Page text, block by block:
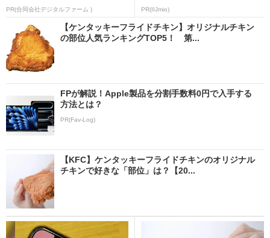
PR(合同会社デジタルファーム ) PR(IIJmio)
【ケンタッキーフライドチキン】オリジナルチキン
の部位人気ランキングTOP5！ 第...
FPが解説！Apple製品を分割手数料0円で入手する
方法とは？
PR(Fav-Log)
【KFC】ケンタッキーフライドチキンのオリジナル
チキンで好きな「部位」は？【20...